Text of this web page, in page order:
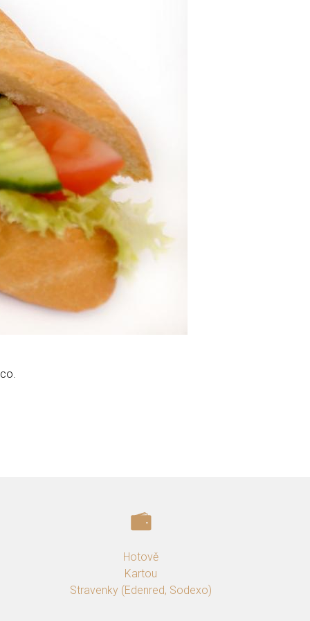
Hotově
Kartou
Stravenky (Edenred, Sodexo)